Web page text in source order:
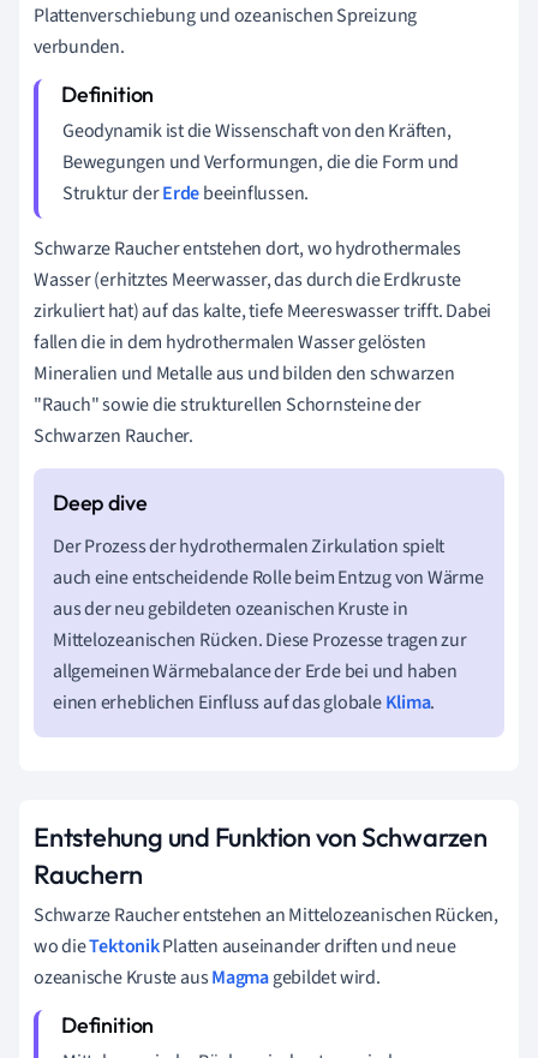
Plattenverschiebung und ozeanischen Spreizung
verbunden.
Geodynamik ist die Wissenschaft von den Kräften,
Bewegungen und Verformungen, die die Form und
Struktur derErdebeeinflussen.
Schwarze Raucher entstehen dort, wo hydrothermales
Wasser (erhitztes Meerwasser, das durch die Erdkruste
zirkuliert hat) auf das kalte, tiefe Meereswasser trifft. Dabei
fallen die in dem hydrothermalen Wasser gelösten
Mineralien und Metalle aus und bilden den schwarzen
"Rauch" sowie die strukturellen Schornsteine der
Schwarzen Raucher.
Der Prozess der hydrothermalen Zirkulation spielt
auch eine entscheidende Rolle beim Entzug von Wärme
aus der neu gebildeten ozeanischen Kruste in
Mittelozeanischen Rücken. Diese Prozesse tragen zur
allgemeinen Wärmebalance der Erde bei und haben
einen erheblichen Einfluss auf das globaleKlima.
Entstehung und Funktion von Schwarzen
Rauchern
Schwarze Raucher entstehen an Mittelozeanischen Rücken,
wo dieTektonikPlatten auseinander driften und neue
ozeanische Kruste ausMagmagebildet wird.